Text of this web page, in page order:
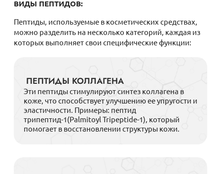
ВИДЫ ПЕПТИДОВ:
Пептиды, используемые в косметических средствах,
можно разделить на несколько категорий, каждая из
которых выполняет свои специфические функции:
ПЕПТИДЫ КОЛЛАГЕНА
Эти пептиды стимулируют синтез коллагена в
коже, что способствует улучшению ее упругости и
эластичности. Примеры: пептид
трипептид-1(Palmitoyl Tripeptide-1), который
помогает в восстановлении структуры кожи.